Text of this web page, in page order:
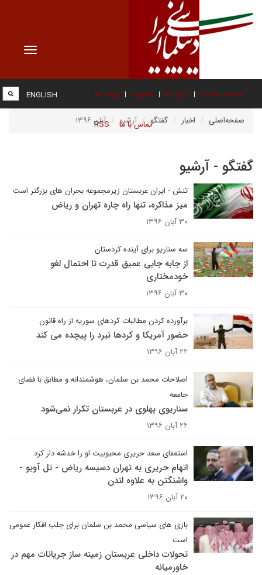
Toggle
صفحه نخست درباره ما عضویت پیوند ها
تماس با ما RSS
ENGLISH
صفحه‌اصلی اخبار گفتگو آرشیو آبان ۱۳۹۶
گفتگو - آرشیو
تنش - ایران عربستان زیرمجموعه بحران های بزرگتر است
میز مذاکره، تنها راه چاره تهران و ریاض
۳۰ آبان ۱۳۹۶
سه سناریو برای آینده کردستان
از جابه جایی عمیق قدرت تا احتمال لغو
خودمختاری
۳۰ آبان ۱۳۹۶
برآورده کردن مطالبات کردهای سوریه از راه قانون
حضور آمریکا و کردها نبرد را پیچده می کند
۲۲ آبان ۱۳۹۶
اصلاحات محمد بن سلمان، هوشمندانه و مطابق با فضای
جامعه
سناریوی پهلوی در عربستان تکرار نمی‌شود
۲۲ آبان ۱۳۹۶
استعفای سعد حریری محبوبیت او را خدشه دار کرد
اتهام حریری به تهران دسیسه ریاض - تل آویو -
واشنگتن به علاوه لندن
۲۰ آبان ۱۳۹۶
بازی های سیاسی محمد بن سلمان برای جلب افکار عمومی
است
تحولات داخلی عربستان زمینه ساز جریانات مهم در
خاورمیانه